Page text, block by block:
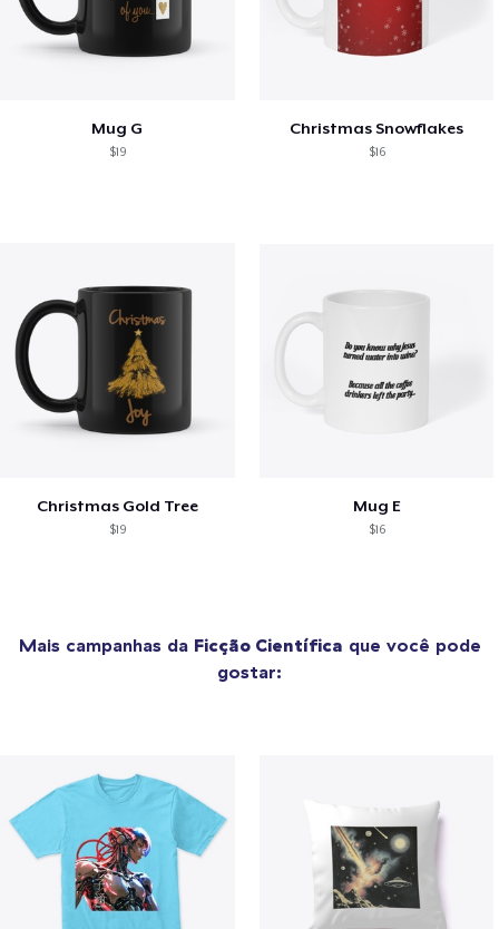
Mug G
$19
Christmas Snowflakes
$16
Christmas Gold Tree
$19
Mug E
$16
Mais campanhas da Ficção Científica que você pode
gostar: